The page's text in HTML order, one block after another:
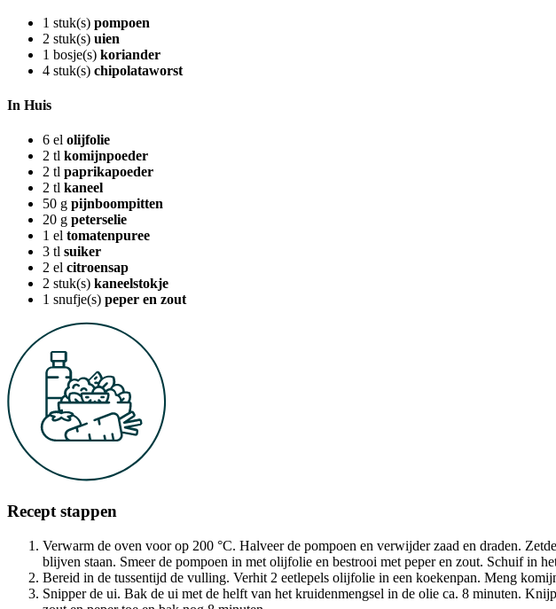
1 stuk(s) pompoen
2 stuk(s) uien
1 bosje(s) koriander
4 stuk(s) chipolataworst
In Huis
6 el olijfolie
2 tl komijnpoeder
2 tl paprikapoeder
2 tl kaneel
50 g pijnboompitten
20 g peterselie
1 el tomatenpuree
3 tl suiker
2 el citroensap
2 stuk(s) kaneelstokje
1 snufje(s) peper en zout
Recept stappen
Verwarm de oven voor op 200 °C. Halveer de pompoen en verwijder zaad en draden.
blijven staan. Smeer de pompoen in met olijfolie en bestrooi met peper en zout. Schuif in
Bereid in de tussentijd de vulling. Verhit 2 eetlepels olijfolie in een koekenpan. Meng
Snipper de ui. Bak de ui met de helft van het kruidenmengsel in de olie ca. 8 minuten.